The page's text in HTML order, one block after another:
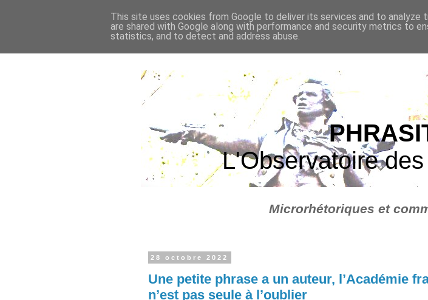
L'Observatoire
Microrhétoriques et
28 octobre 2022
Une petite phrase a un auteur, l’Académie
n’est pas seule à l’oublier
This site uses cookies from Google to deliver its services and to analyze
are shared with Google along with performance and security metrics to
statistics, and to detect and address abuse.